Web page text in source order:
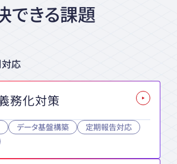
できる課題
応
務化対策
データ基盤構築
定期報告対応